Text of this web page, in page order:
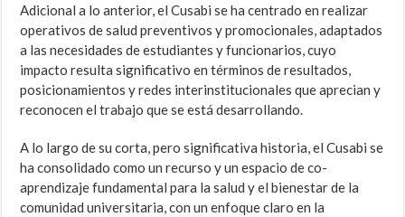
Adicional a lo anterior, el Cusabi se ha centrado en realizar
operativos de salud preventivos y promocionales, adaptados
a las necesidades de estudiantes y funcionarios, cuyo
impacto resulta significativo en términos de resultados,
posicionamientos y redes interinstitucionales que aprecian y
reconocen el trabajo que se está desarrollando.
A lo largo de su corta, pero significativa historia, el Cusabi se
ha consolidado como un recurso y un espacio de co-
aprendizaje fundamental para la salud y el bienestar de la
comunidad universitaria, con un enfoque claro en la